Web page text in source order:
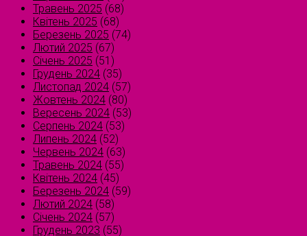
Травень 2025 (68)
Квітень 2025 (68)
Березень 2025 (74)
Лютий 2025 (67)
Січень 2025 (51)
Грудень 2024 (35)
Листопад 2024 (57)
Жовтень 2024 (80)
Вересень 2024 (53)
Серпень 2024 (53)
Липень 2024 (52)
Червень 2024 (63)
Травень 2024 (55)
Квітень 2024 (45)
Березень 2024 (59)
Лютий 2024 (58)
Січень 2024 (57)
Грудень 2023 (55)